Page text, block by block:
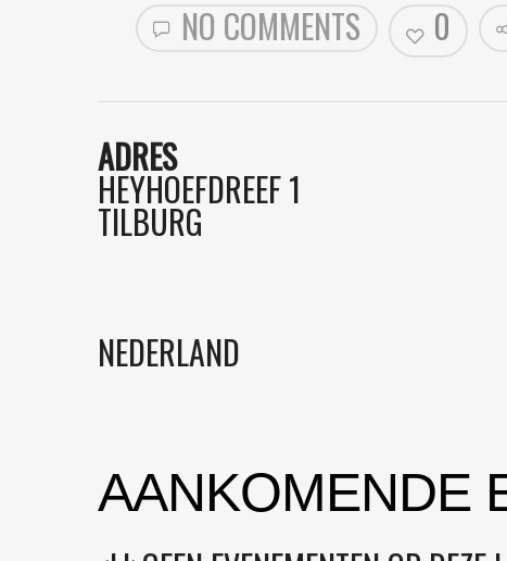
NO COMMENTS 0
ADRES
HEYHOEFDREEF 1
TILBURG
NEDERLAND
AANKOMENDE